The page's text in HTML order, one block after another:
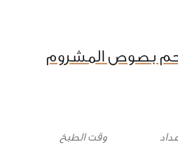
بصوص المشروم
وقت الطبخ